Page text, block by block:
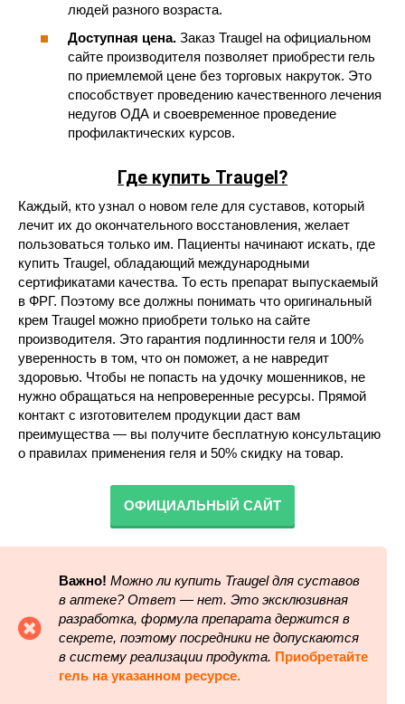
людей разного возраста.
Доступная цена. Заказ Traugel на официальном
сайте производителя позволяет приобрести гель
по приемлемой цене без торговых накруток. Это
способствует проведению качественного лечения
недугов ОДА и своевременное проведение
профилактических курсов.
Где купить Traugel?
Каждый, кто узнал о новом геле для суставов, который
лечит их до окончательного восстановления, желает
пользоваться только им. Пациенты начинают искать, где
купить Traugel, обладающий международными
сертификатами качества. То есть препарат выпускаемый
в ФРГ. Поэтому все должны понимать что оригинальный
крем Traugel можно приобрети только на сайте
производителя. Это гарантия подлинности геля и 100%
уверенность в том, что он поможет, а не навредит
здоровью. Чтобы не попасть на удочку мошенников, не
нужно обращаться на непроверенные ресурсы. Прямой
контакт с изготовителем продукции даст вам
преимущества — вы получите бесплатную консультацию
о правилах применения геля и 50% скидку на товар.
ОФИЦИАЛЬНЫЙ САЙТ
Важно! Можно ли купить Traugel для суставов
в аптеке? Ответ — нет. Это эксклюзивная
разработка, формула препарата держится в
секрете, поэтому посредники не допускаются
в систему реализации продукта. Приобретайте
гель на указанном ресурсе.